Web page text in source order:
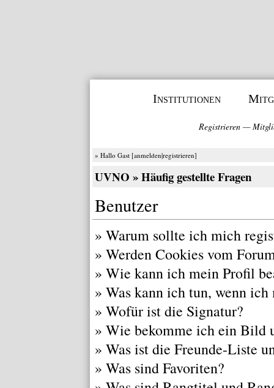
Institutionen
Registrieren—
» Hallo Gast [anmelden|registrieren]
UVNO » Häufig gestellte Fragen
Benutzer
» Warum sollte ich mich
» Werden Cookies vom
» Wie kann ich mein Profil
» Was kann ich tun, wenn ich
» Wofür ist die Signatur?
» Wie bekomme ich ein Bild
» Was ist die Freunde-Liste
» Was sind Favoriten?